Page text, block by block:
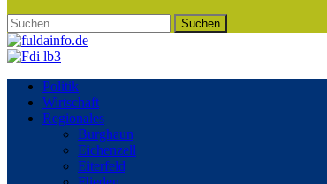
Suchen
nach:
Politik
Wirtschaft
Regionales
Burghaun
Eichenzell
Eiterfeld